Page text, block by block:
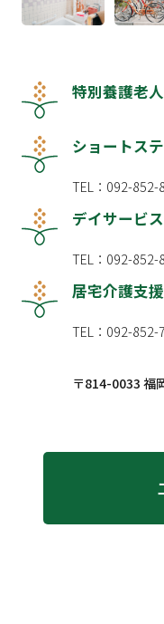
特別養護老
ショートス
TEL：092-852-
デイサービ
TEL：092-852-
居宅介護支
TEL：092-852-
〒814-0033 福